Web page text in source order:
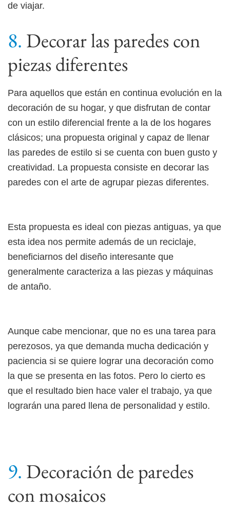
de viajar.
Decorar las paredes con
piezas diferentes
Para aquellos que están en continua evolución en la
decoración de su hogar, y que disfrutan de contar
con un estilo diferencial frente a la de los hogares
clásicos; una propuesta original y capaz de llenar
las paredes de estilo si se cuenta con buen gusto y
creatividad. La propuesta consiste en decorar las
paredes con el arte de agrupar piezas diferentes.
Esta propuesta es ideal con piezas antiguas, ya que
esta idea nos permite además de un reciclaje,
beneficiarnos del diseño interesante que
generalmente caracteriza a las piezas y máquinas
de antaño.
Aunque cabe mencionar, que no es una tarea para
perezosos, ya que demanda mucha dedicación y
paciencia si se quiere lograr una decoración como
la que se presenta en las fotos. Pero lo cierto es
que el resultado bien hace valer el trabajo, ya que
lograrán una pared llena de personalidad y estilo.
Decoración de paredes
con mosaicos